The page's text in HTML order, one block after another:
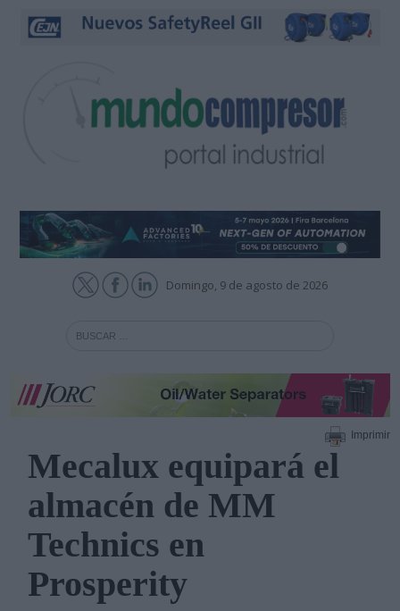
Domingo, 9 de agosto de 2026
Imprimir
Mecalux equipará el
almacén de MM
Technics en
Prosperity